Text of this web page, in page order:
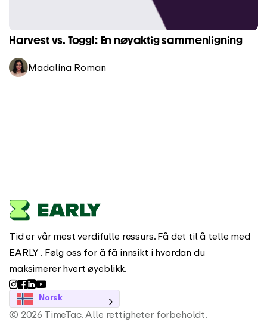
Harvest vs. Toggl: En nøyaktig sammenligning
Madalina Roman
Tid er vår mest verdifulle ressurs. Få det til å telle med
EARLY . Følg oss for å få innsikt i hvordan du
maksimerer hvert øyeblikk.
Norsk
© 2026 TimeTac. Alle rettigheter forbeholdt.